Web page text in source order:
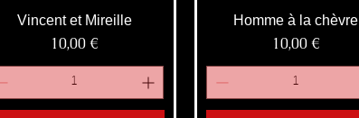
Vincent et Mireille
Prix
10,00 €
Homme à la chèvre
Prix
10,00 €